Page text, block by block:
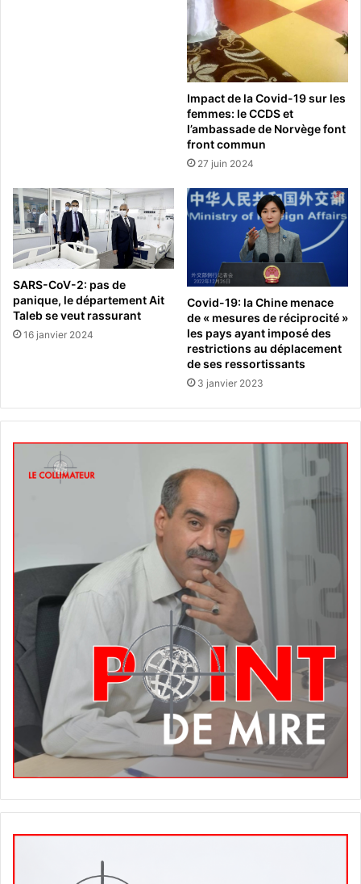
Impact de la Covid-19 sur les
femmes: le CCDS et
l’ambassade de Norvège font
front commun
27 juin 2024
SARS-CoV-2: pas de
panique, le département Ait
Taleb se veut rassurant
16 janvier 2024
Covid-19: la Chine menace
de « mesures de réciprocité »
les pays ayant imposé des
restrictions au déplacement
de ses ressortissants
3 janvier 2023